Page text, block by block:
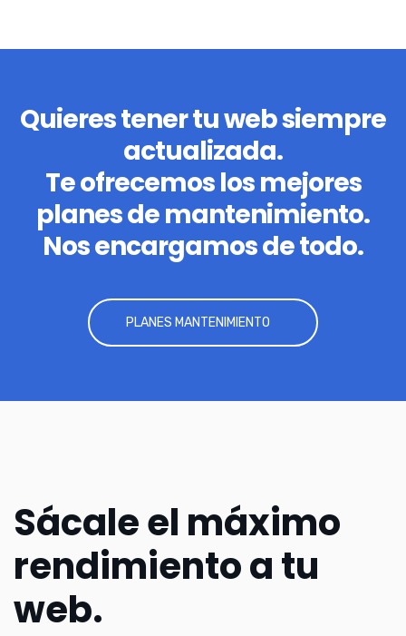
Quieres tener tu web siempre
actualizada.
Te ofrecemos los mejores
planes de mantenimiento.
Nos encargamos de todo.
PLANES MANTENIMIENTO
Sácale el máximo
rendimiento a tu
web.